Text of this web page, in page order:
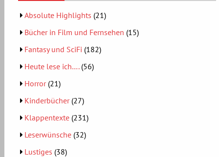
Absolute Highlights (21)
Bücher in Film und Fernsehen (15)
Fantasy und SciFi (182)
Heute lese ich….(56)
Horror(21)
Kinderbücher(27)
Klappentexte (231)
Leserwünsche (32)
Lustiges (38)